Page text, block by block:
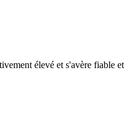
élevé et s'avère fiable et